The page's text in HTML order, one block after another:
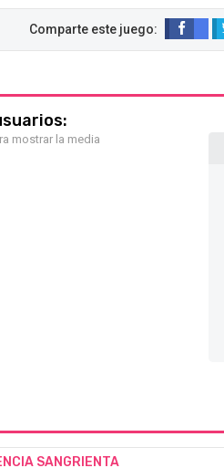
mostrar la media
SANGRIENTA